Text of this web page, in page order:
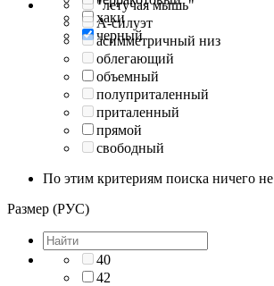
хаки
черный
"летучая мышь"
А-силуэт
асимметричный низ
облегающий
объемный
полуприталенный
приталенный
прямой
свободный
По этим критериям поиска ничего
Размер (РУС)
40
42